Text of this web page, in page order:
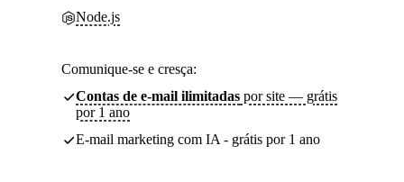
Node.js
Comunique-se e cresça:
Contas de e-mail ilimitadas por site — grátis
por 1 ano
E-mail marketing com IA - grátis por 1 ano